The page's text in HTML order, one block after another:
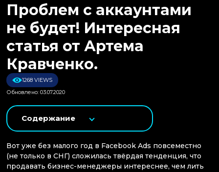
Проблем с аккаунтами
не будет! Интересная
статья от Артема
Кравченко.
1268 VIEWS
Обновлено: 03.07.2020
Содержание
Вот уже без малого год в Facebook Ads повсеместно
(не только в СНГ) сложилась твёрдая тенденция, что
продавать бизнес-менеджеры интереснее, чем лить